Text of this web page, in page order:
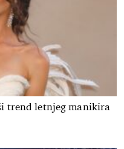
trend letnjeg manikira